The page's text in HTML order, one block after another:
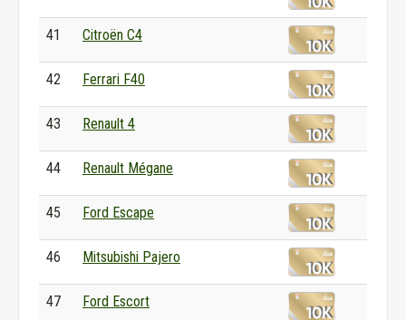
41 Citroën C4
42 Ferrari F40
43 Renault 4
44 Renault Mégane
45 Ford Escape
46 Mitsubishi Pajero
47 Ford Escort